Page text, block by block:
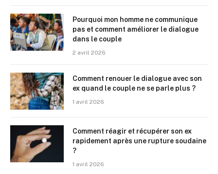
Pourquoi mon homme ne communique
pas et comment améliorer le dialogue
dans le couple
2 avril 2026
Comment renouer le dialogue avec son
ex quand le couple ne se parle plus ?
1 avril 2026
Comment réagir et récupérer son ex
rapidement après une rupture soudaine
?
1 avril 2026